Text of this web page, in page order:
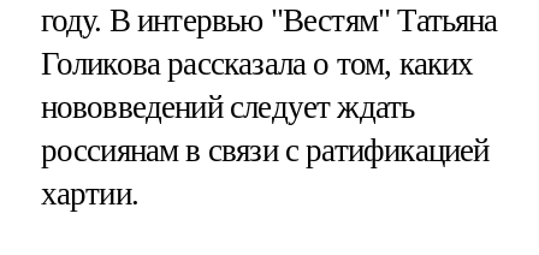
году. В интервью "Вестям" Татьяна
Голикова рассказала о том, каких
нововведений следует ждать
россиянам в связи с ратификацией
хартии.